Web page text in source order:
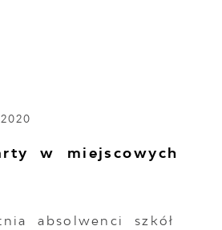
w miejscowych
absolwenci szkół